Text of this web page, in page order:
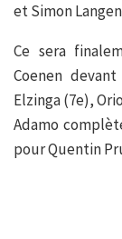
et Simon
Ce sera
Coenen
Elzinga (7e),
Adamo
pour Quentin